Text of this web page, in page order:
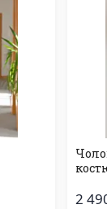
2